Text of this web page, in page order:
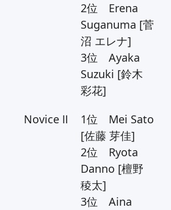
2位 Erena
Suganuma [菅
沼 エレナ]
3位 Ayaka
Suzuki [鈴木
彩花]
Novice Ⅱ
1位 Mei Sato
[佐藤 芽佳]
2位 Ryota
Danno [檀野
稜太]
3位 Aina